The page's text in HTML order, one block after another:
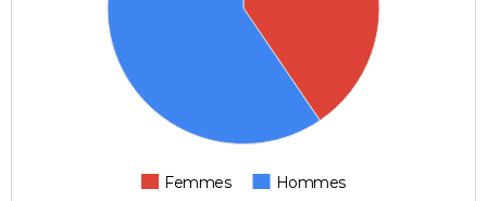
Femmes Hommes